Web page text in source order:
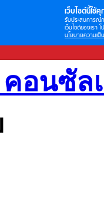
เว็บไซต์นี้ใช้คุ
รับประสบการณ์
เว็บไซต์ของเรา
นโยบายความเป็
อนซัล